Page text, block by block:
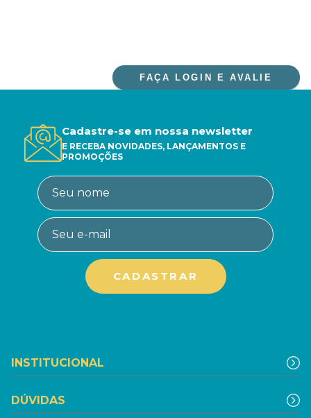
FAÇA LOGIN E AVALIE
Cadastre-se em nossa newsletter
E RECEBA NOVIDADES, LANÇAMENTOS E
PROMOÇÕES
INSTITUCIONAL
DÚVIDAS